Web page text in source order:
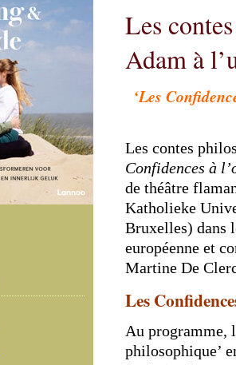
Les
Adam à
‘Les
Les contes
Confidences à
de théâtre
Katholieke
Bruxelles) dans
européenne et
Martine De
Les
Au programme,
philosophique’